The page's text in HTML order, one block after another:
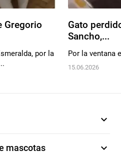
Gregorio
por la
Gato
Sancho,...
Por la ventana
15.06.2026
expand_more
mascotas expand_more